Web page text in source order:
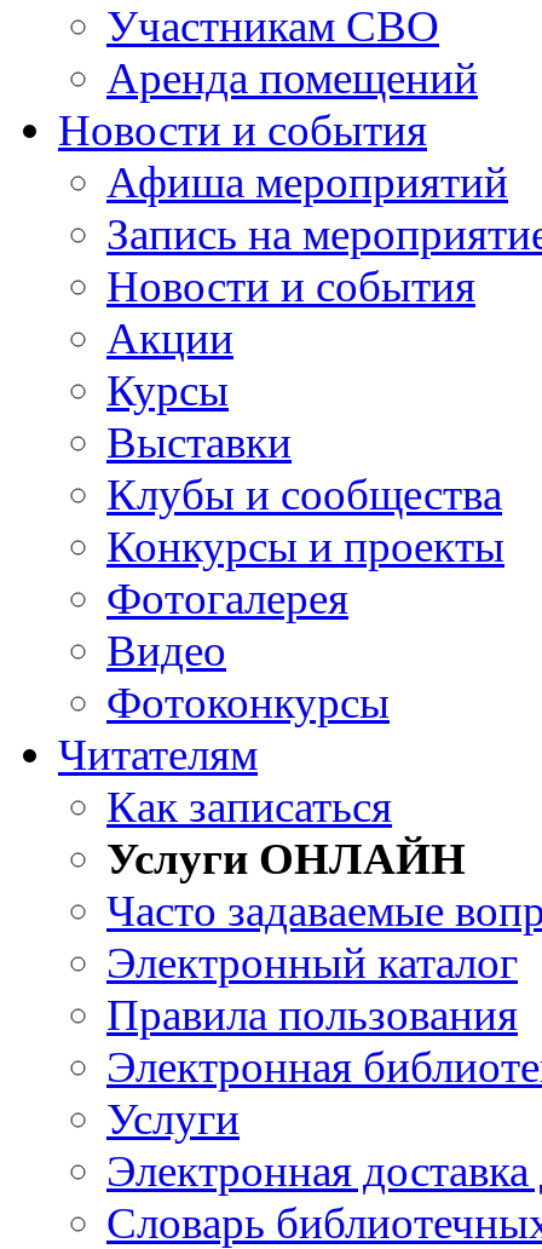
Участникам СВО
Аренда помещений
Новости и события
Афиша мероприятий
Запись на
Новости и события
Акции
Курсы
Выставки
Клубы и сообщества
Конкурсы и проекты
Фотогалерея
Видео
Фотоконкурсы
Читателям
Как записаться
Услуги ОНЛАЙН
Часто задаваемые
Электронный каталог
Правила пользования
Электронная
Услуги
Электронная
Словарь